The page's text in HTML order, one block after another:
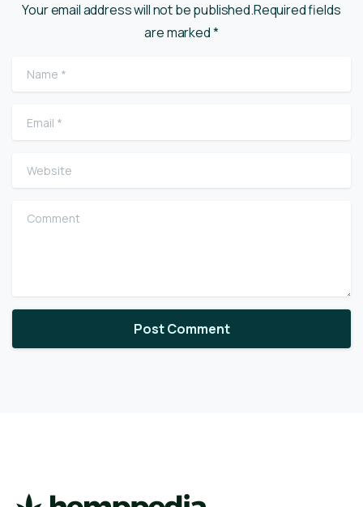
Your email address will not be published.Required fields
are marked *
Name
Email
Website
Comment